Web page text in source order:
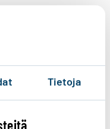
Tietoja
mukava
asunto